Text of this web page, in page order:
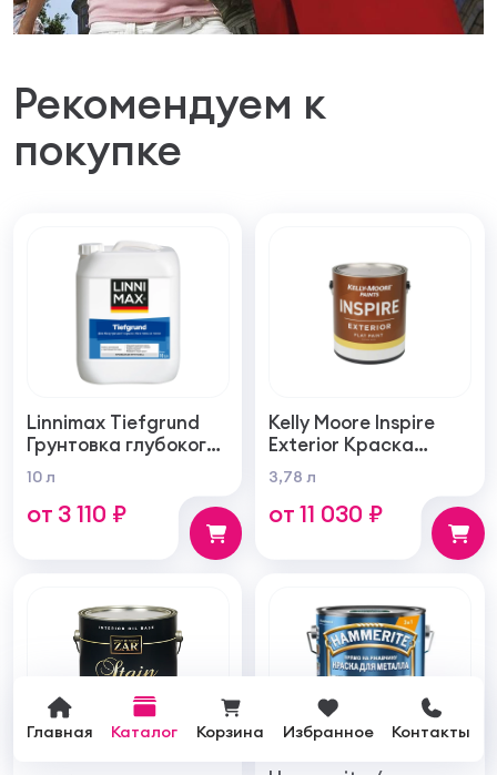
Главная Каталог Корзина Избранное Контакты
Рекомендуем к
покупке
Linnimax Tiefgrund
Грунтовка глубокого
проникновения для
внутренних и
наружных работ
10 л
от 3 110 ₽
Kelly Moore Inspire
Exterior Краска
фасадная
самогрунтующаяся
суперукрывистая
3,78 л
от 11 030 ₽